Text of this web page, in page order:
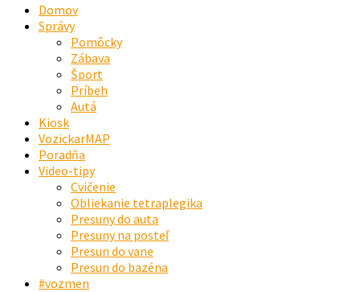
Domov
Správy
Pomôcky
Zábava
Šport
Príbeh
Autá
Kiosk
VozickarMAP
Poradňa
Video-tipy
Cvičenie
Obliekanie tetraplegika
Presuny do auta
Presuny na posteľ
Presun do vane
Presun do bazéna
#vozmen